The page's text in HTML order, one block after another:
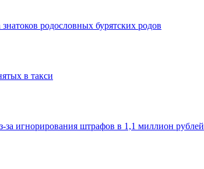
родословных бурятских родов
в такси
за игнорирования штрафов в 1,1 миллион рублей